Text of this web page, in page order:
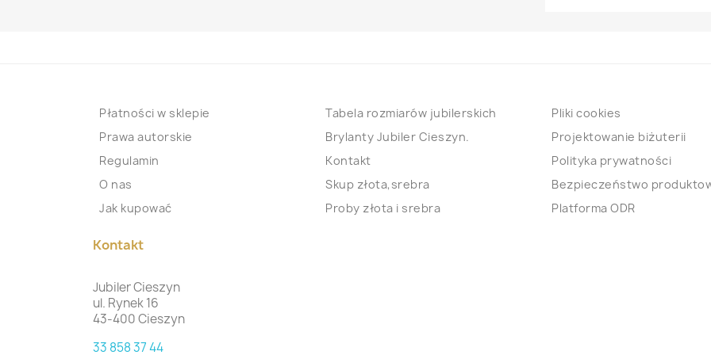
Płatności w sklepie
Prawa autorskie
Regulamin
O nas
Jak kupować
Tabela rozmiarów jubilerskich
Brylanty Jubiler Cieszyn.
Kontakt
Skup złota,srebra
Proby złota i srebra
Pliki cookies
Projektowanie biżuterii
Polityka prywatności
Bezpieczeństwo
Platforma ODR
Kontakt
Jubiler Cieszyn
ul. Rynek 16
43-400 Cieszyn
33 858 37 44